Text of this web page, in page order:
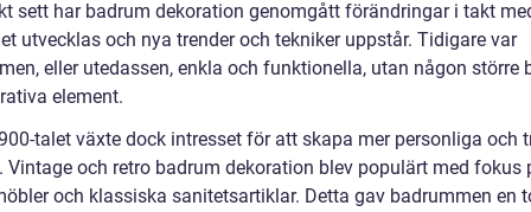
sett har badrum dekoration genomgått förändringar i takt
utvecklas och nya trender och tekniker uppstår. Tidigare var
eller utedassen, enkla och funktionella, utan någon större
element.
talet växte dock intresset för att skapa mer personliga och
Vintage och retro badrum dekoration blev populärt med fokus
och klassiska sanitetsartiklar. Detta gav badrummen en